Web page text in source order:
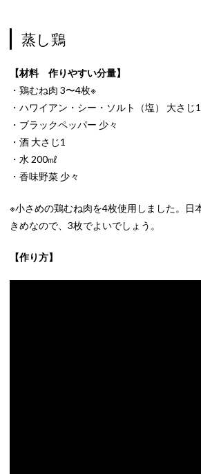
蒸し鶏
【材料 作りやすい分量】
・鶏むね肉 3〜4枚※
・ハワイアン・シー・ソルト（塩） 大さじ
・ブラックペッパー 少々
・酒 大さじ1
・水 200㎖
・香味野菜 少々
※小さめの鶏むね肉を4枚使用しました。日
きめなので、3枚でよいでしょう。
【作り方】